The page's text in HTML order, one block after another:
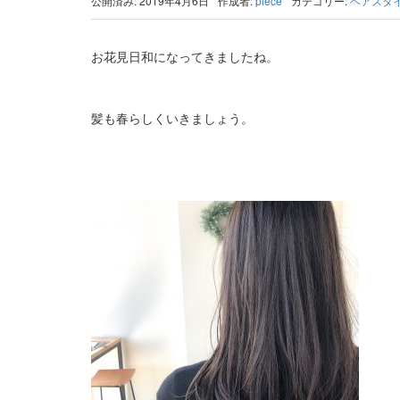
お花見日和になってきましたね。
髪も春らしくいきましょう。